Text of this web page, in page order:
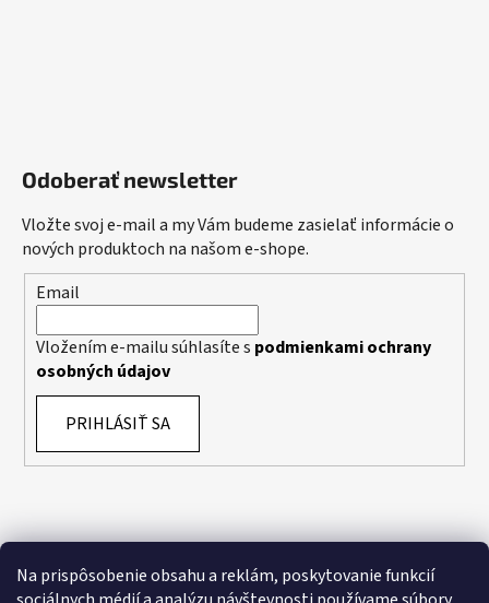
Na prispôsobenie obsahu a reklám, poskytovanie funkcií
Odoberať newsletter
Vložte svoj e-mail a my Vám budeme zasielať informácie o
nových produktoch na našom e-shope.
Email
Vložením e-mailu súhlasíte s podmienkami ochrany
osobných údajov
PRIHLÁSIŤ SA